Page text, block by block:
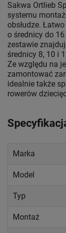
Sakwa Ortlieb
systemu
obsłudze.
o średnicy do
zestawie
średnicy 8, 10 i
Ze względu na
zamontować
idealnie także
rowerów
Marka
Model
Typ
Montaż